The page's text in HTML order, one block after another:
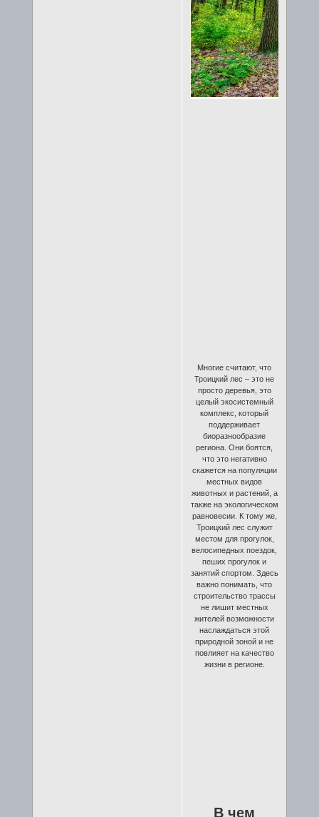
Многие считают, что
Троицкий лес – это не
просто деревья, это
целый экосистемный
комплекс, который
поддерживает
биоразнообразие
региона. Они боятся,
что это негативно
скажется на популяции
местных видов
животных и растений, а
также на экологическом
равновесии. К тому же,
Троицкий лес служит
местом для прогулок,
велосипедных поездок,
пеших прогулок и
занятий спортом. Здесь
важно понимать, что
строительство трассы
не лишит местных
жителей возможности
наслаждаться этой
природной зоной и не
повлияет на качество
жизни в регионе.
В чем